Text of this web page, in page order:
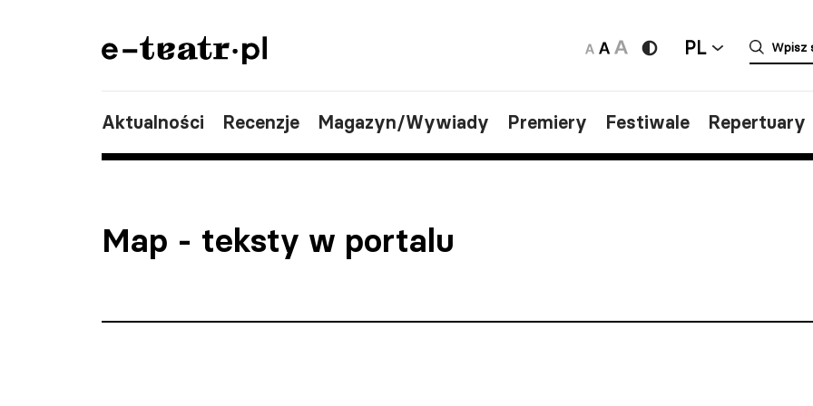
PL
Aktualności Recenzje Magazyn/Wywiady Premiery Festiwale Repertuary
Map - teksty w portalu